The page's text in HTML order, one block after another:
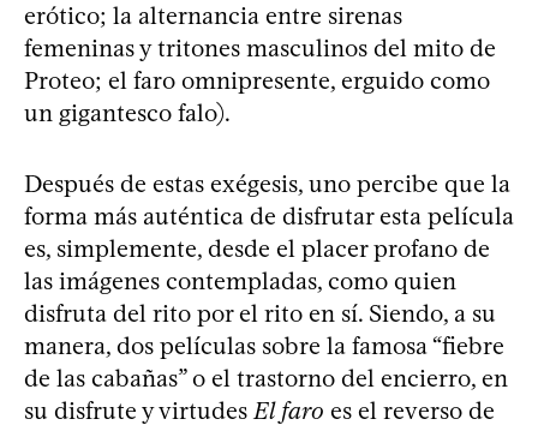
erótico; la alternancia entre sirenas
femeninas y tritones masculinos del mito de
Proteo; el faro omnipresente, erguido como
un gigantesco falo).
Después de estas exégesis, uno percibe que la
forma más auténtica de disfrutar esta película
es, simplemente, desde el placer profano de
las imágenes contempladas, como quien
disfruta del rito por el rito en sí. Siendo, a su
manera, dos películas sobre la famosa “fiebre
de las cabañas” o el trastorno del encierro, en
su disfrute y virtudesEl faro es el reverso de